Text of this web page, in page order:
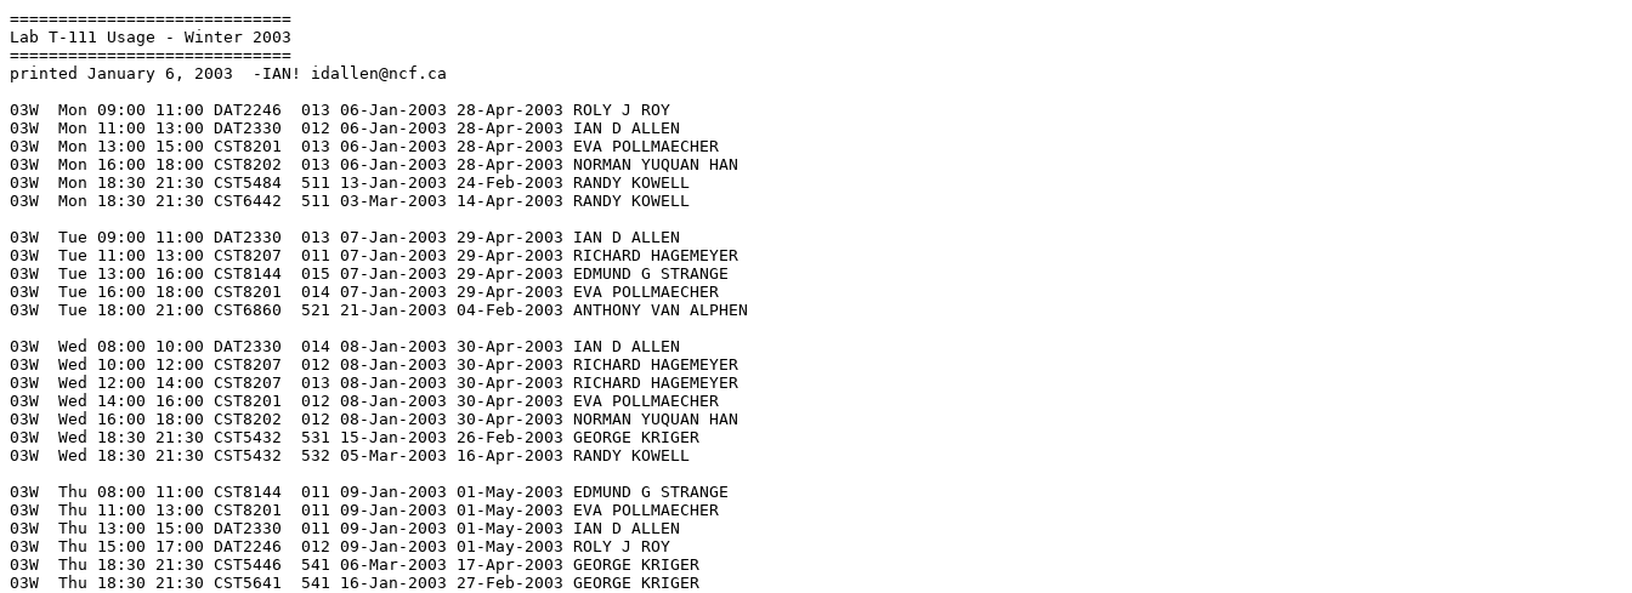
=============================
Lab T-111 Usage - Winter 2003
=============================
printed January 6, 2003  -IAN! idallen@ncf.ca
03W  Mon 09:00 11:00 DAT2246  013 06-Jan-2003 28-Apr-2003 ROLY J ROY
03W  Mon 11:00 13:00 DAT2330  012 06-Jan-2003 28-Apr-2003 IAN D ALLEN
03W  Mon 13:00 15:00 CST8201  013 06-Jan-2003 28-Apr-2003 EVA POLLMAECHER
03W  Mon 16:00 18:00 CST8202  013 06-Jan-2003 28-Apr-2003 NORMAN YUQUAN HAN
03W  Mon 18:30 21:30 CST5484  511 13-Jan-2003 24-Feb-2003 RANDY KOWELL
03W  Mon 18:30 21:30 CST6442  511 03-Mar-2003 14-Apr-2003 RANDY KOWELL
03W  Tue 09:00 11:00 DAT2330  013 07-Jan-2003 29-Apr-2003 IAN D ALLEN
03W  Tue 11:00 13:00 CST8207  011 07-Jan-2003 29-Apr-2003 RICHARD HAGEMEYER
03W  Tue 13:00 16:00 CST8144  015 07-Jan-2003 29-Apr-2003 EDMUND G STRANGE
03W  Tue 16:00 18:00 CST8201  014 07-Jan-2003 29-Apr-2003 EVA POLLMAECHER
03W  Tue 18:00 21:00 CST6860  521 21-Jan-2003 04-Feb-2003 ANTHONY VAN ALPHEN
03W  Wed 08:00 10:00 DAT2330  014 08-Jan-2003 30-Apr-2003 IAN D ALLEN
03W  Wed 10:00 12:00 CST8207  012 08-Jan-2003 30-Apr-2003 RICHARD HAGEMEYER
03W  Wed 12:00 14:00 CST8207  013 08-Jan-2003 30-Apr-2003 RICHARD HAGEMEYER
03W  Wed 14:00 16:00 CST8201  012 08-Jan-2003 30-Apr-2003 EVA POLLMAECHER
03W  Wed 16:00 18:00 CST8202  012 08-Jan-2003 30-Apr-2003 NORMAN YUQUAN HAN
03W  Wed 18:30 21:30 CST5432  531 15-Jan-2003 26-Feb-2003 GEORGE KRIGER
03W  Wed 18:30 21:30 CST5432  532 05-Mar-2003 16-Apr-2003 RANDY KOWELL
03W  Thu 08:00 11:00 CST8144  011 09-Jan-2003 01-May-2003 EDMUND G STRANGE
03W  Thu 11:00 13:00 CST8201  011 09-Jan-2003 01-May-2003 EVA POLLMAECHER
03W  Thu 13:00 15:00 DAT2330  011 09-Jan-2003 01-May-2003 IAN D ALLEN
03W  Thu 15:00 17:00 DAT2246  012 09-Jan-2003 01-May-2003 ROLY J ROY
03W  Thu 18:30 21:30 CST5446  541 06-Mar-2003 17-Apr-2003 GEORGE KRIGER
03W  Thu 18:30 21:30 CST5641  541 16-Jan-2003 27-Feb-2003 GEORGE KRIGER